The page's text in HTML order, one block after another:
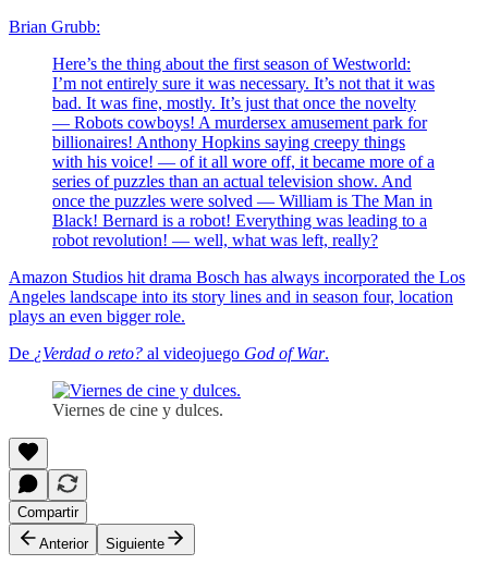
Brian Grubb:
Here’s the thing about the first season of Westworld:
I’m not entirely sure it was necessary. It’s not that it was
bad. It was fine, mostly. It’s just that once the novelty
— Robots cowboys! A murdersex amusement park for
billionaires! Anthony Hopkins saying creepy things
with his voice! — of it all wore off, it became more of a
series of puzzles than an actual television show. And
once the puzzles were solved — William is The Man in
Black! Bernard is a robot! Everything was leading to a
robot revolution! — well, what was left, really?
Amazon Studios hit drama Bosch has always incorporated the Los
Angeles landscape into its story lines and in season four, location
plays an even bigger role.
De ¿Verdad o reto? al videojuego God of War.
Viernes de cine y dulces.
Compartir
Anterior
Siguiente